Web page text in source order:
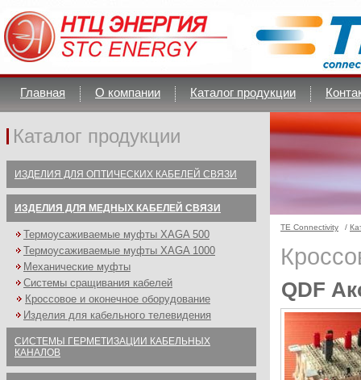
Главная О компании Каталог продукции
Каталог продукции
ИЗДЕЛИЯ ДЛЯ ОПТИЧЕСКИХ КАБЕЛЕЙ СВЯЗИ
ИЗДЕЛИЯ ДЛЯ МЕДНЫХ КАБЕЛЕЙ СВЯЗИ
Термоусаживаемые муфты XAGA 500
Термоусаживаемые муфты XAGA 1000
Механические муфты
Системы сращивания кабелей
Кроссовое и оконечное оборудование
Изделия для кабельного телевидения
СИСТЕМЫ ГЕРМЕТИЗАЦИИ КАБЕЛЬНЫХ
КАНАЛОВ
TE Connectivity /
QDF